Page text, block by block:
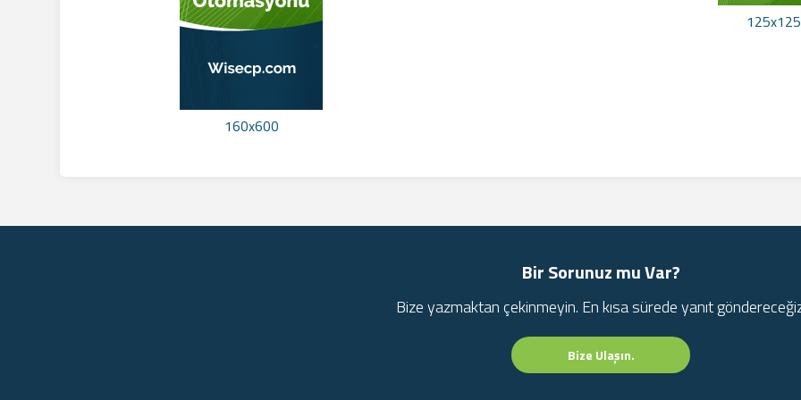
160x600
125x125
Bir Sorunuz mu Var?
Bize yazmaktan çekinmeyin. En kısa sürede yanıt
Bize Ulaşın.